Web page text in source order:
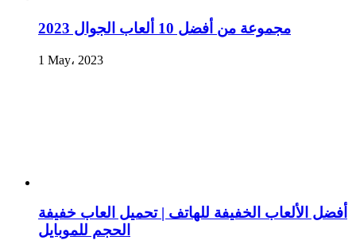
مجموعة من أفضل 10 ألعاب الجوال 2023
1 May، 2023
أفضل الألعاب الخفيفة للهاتف | تحميل العاب خفيفة
الحجم للموبايل